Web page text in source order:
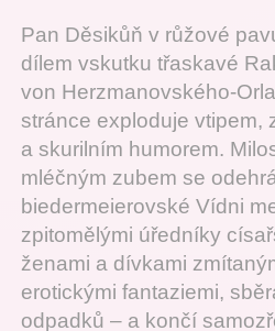
Pan Děsikůň v růžové
dílem vskutku třaskavé
von Herzmanovského-
stránce exploduje vtipem,
a skurilním humorem.
mléčným zubem se
biedermeierovské Vídni
zpitomělými úředníky
ženami a dívkami
erotickými fantaziemi,
odpadků – a končí